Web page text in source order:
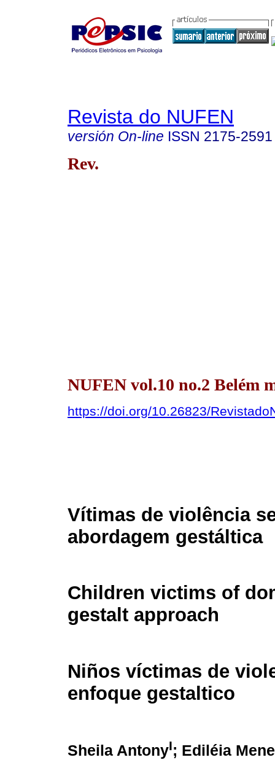
Revista do NUFEN
versión On-line ISSN 2175-2591
Rev.
NUFEN vol.10 no.2 Belém
https://doi.org/10.26823/
Vítimas de violência
abordagem gestáltica
Children victims of
gestalt approach
Niños víctimas de
enfoque gestaltico
Sheila AntonyI; Ediléia